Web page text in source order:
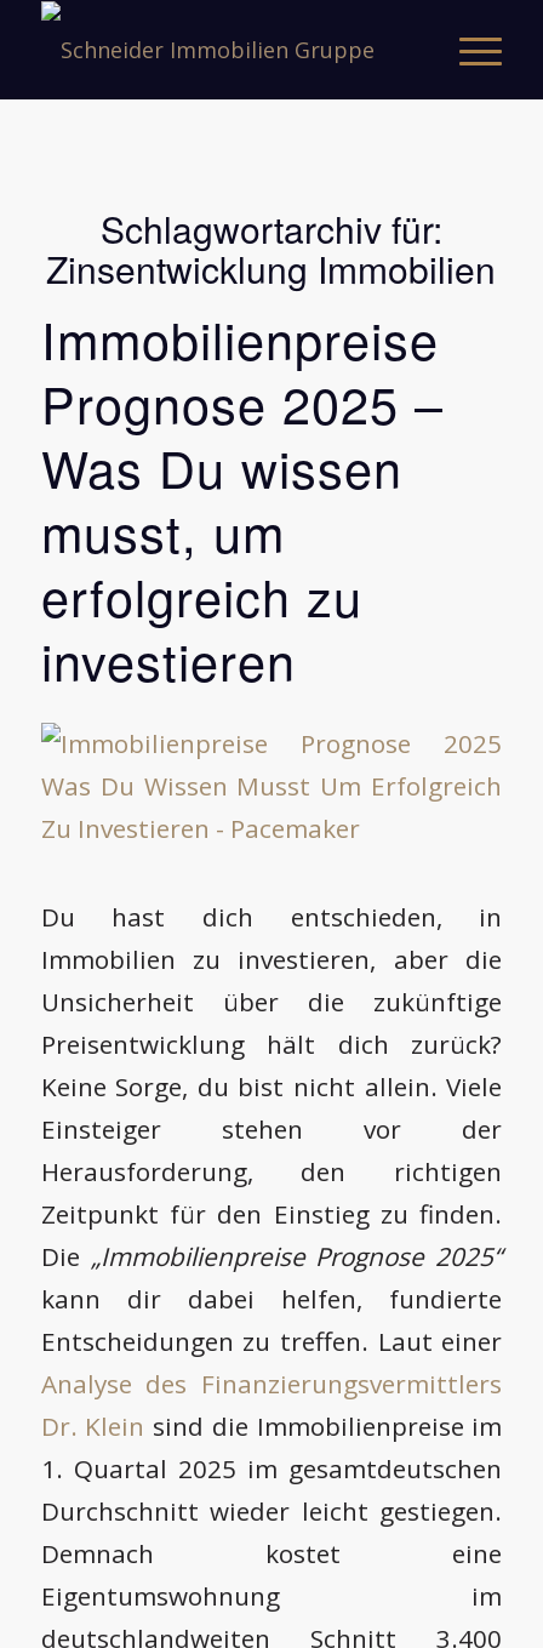
Schlagwortarchiv für:
Zinsentwicklung Immobilien
Immobilienpreise
Prognose 2025 –
Was Du wissen
musst, um
erfolgreich zu
investieren
Du hast dich entschieden, in
Immobilien zu investieren, aber die
Unsicherheit über die zukünftige
Preisentwicklung hält dich zurück?
Keine Sorge, du bist nicht allein. Viele
Einsteiger stehen vor der
Herausforderung, den richtigen
Zeitpunkt für den Einstieg zu finden.
Die „Immobilienpreise Prognose 2025“
kann dir dabei helfen, fundierte
Entscheidungen zu treffen. Laut einer
Analyse des Finanzierungsvermittlers
Dr. Klein sind die Immobilienpreise im
1. Quartal 2025 im gesamtdeutschen
Durchschnitt wieder leicht gestiegen.
Demnach kostet eine
Eigentumswohnung im
deutschlandweiten Schnitt 3.400